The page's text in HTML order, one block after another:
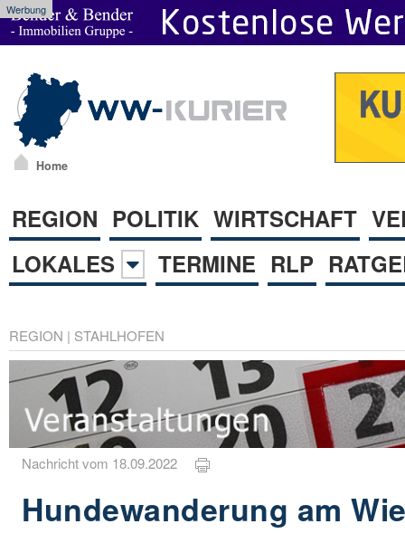
Werbung
Home
REGION POLITIK WIRTSCHAFT
LOKALES
TERMINE RLP
REGION | STAHLHOFEN
Nachricht vom 18.09.2022
Hundewanderung am